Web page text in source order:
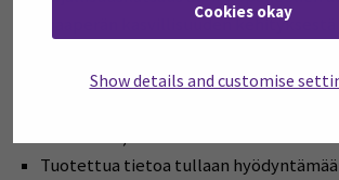
Cookies okay
Show details and customise
maaperän kasvillisuuden kehityksestä ja
5-10 kpl ammattijulkaisua
Tuotettua tietoa tullaan